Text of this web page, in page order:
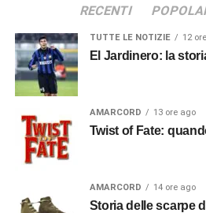
RECENTI
TUTTE LE NOTIZIE 12
El Jardinero: la
AMARCORD 13 ore ago
Twist of Fate:
AMARCORD 14 ore ago
Storia delle scarpe